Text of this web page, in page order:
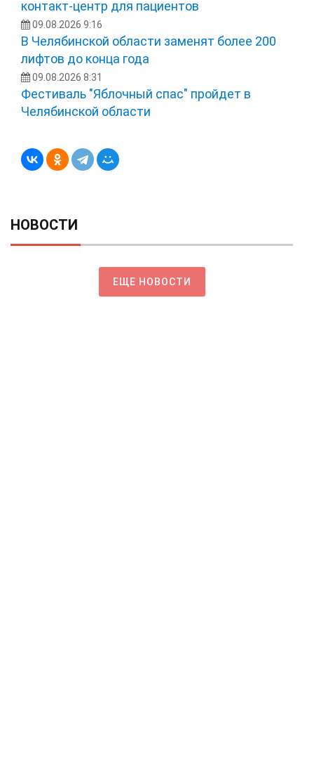
контакт-центр для пациентов
09.08.2026 9:16
В Челябинской области заменят более 200
лифтов до конца года
09.08.2026 8:31
Фестиваль "Яблочный спас" пройдет в
Челябинской области
НОВОСТИ
ЕЩЕ НОВОСТИ